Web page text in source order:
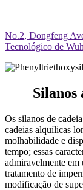
No.2, Dongfeng
Tecnológico de
Silanos
Os silanos de
cadeias alquílicas
molhabilidade e
tempo; essas
admiravelmente em
tratamento de
modificação de